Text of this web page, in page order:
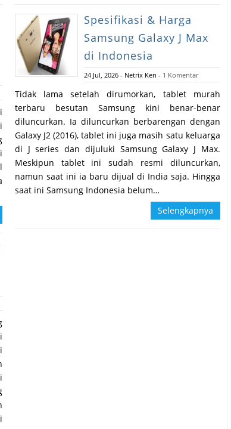
Spesifikasi & Harga
Samsung Galaxy J Max
di Indonesia
24 Jul, 2026- Netrix Ken - 1 Komentar
Tidak lama setelah dirumorkan, tablet murah
terbaru besutan Samsung kini benar-benar
diluncurkan. Ia diluncurkan berbarengan dengan
Galaxy J2 (2016), tablet ini juga masih satu keluarga
di J series dan dijuluki Samsung Galaxy J Max.
Meskipun tablet ini sudah resmi diluncurkan,
namun saat ini ia baru dijual di India saja. Hingga
saat ini Samsung Indonesia belum…
Selengkapnya